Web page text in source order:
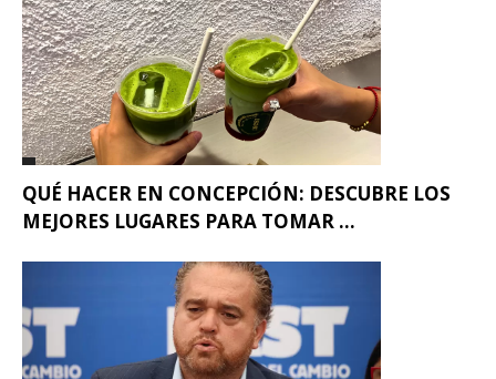
QUÉ HACER EN CONCEPCIÓN: DESCUBRE LOS
MEJORES LUGARES PARA TOMAR ...